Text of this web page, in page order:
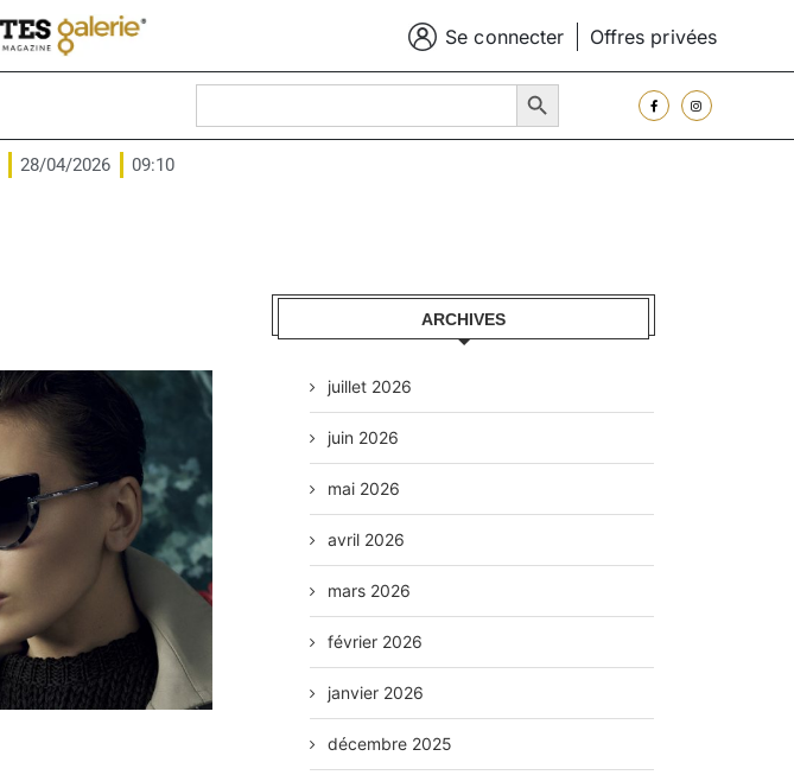
Se connecter Offres privées
Search
SEARCH BUTTON
28/04/2026 09:10
ARCHIVES
juillet 2026
juin 2026
mai 2026
avril 2026
mars 2026
février 2026
janvier 2026
décembre 2025